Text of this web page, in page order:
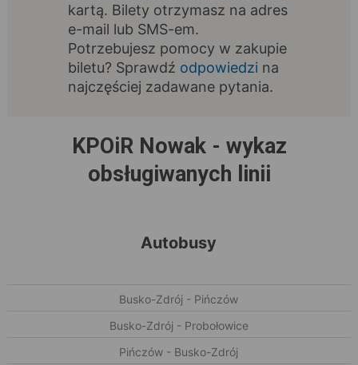
kartą. Bilety otrzymasz na adres
e-mail lub SMS-em.
Potrzebujesz pomocy w zakupie
biletu? Sprawdź odpowiedzi na
najczęściej zadawane pytania.
KPOiR Nowak - wykaz
obsługiwanych linii
Autobusy
Busko-Zdrój - Pińczów
Busko-Zdrój - Probołowice
Pińczów - Busko-Zdrój